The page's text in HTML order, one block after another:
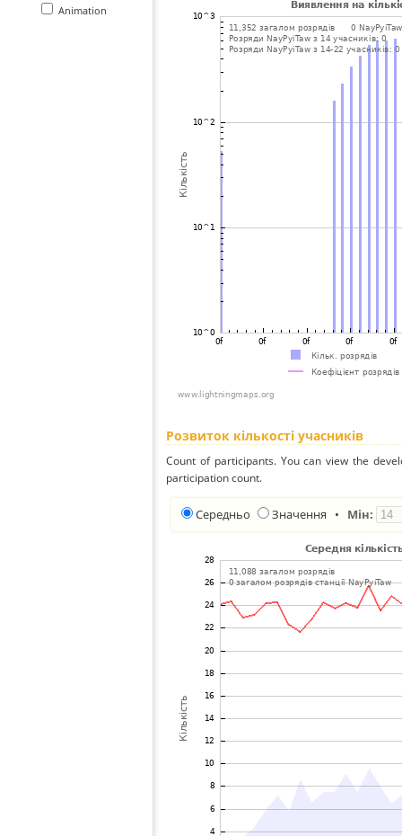
Animation
Розвиток кількості учасників
Count of participants. You can view the
participation count.
Середньо Значення • Мін: